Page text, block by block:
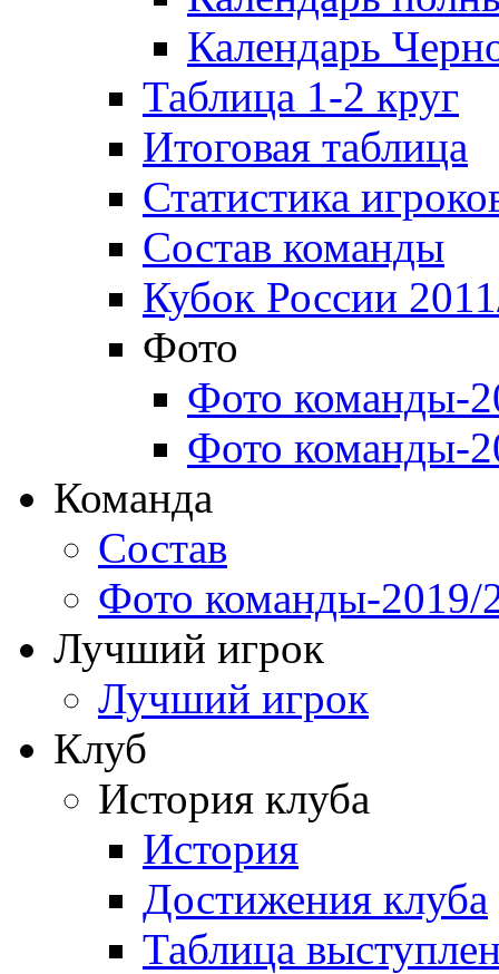
Календарь
Таблица 1-2 круг
Итоговая таблица
Статистика
Состав команды
Кубок России
Фото
Фото команды-
Фото команды-
Команда
Состав
Фото команды-2019/
Лучший игрок
Лучший игрок
Клуб
История клуба
История
Достижения клуба
Таблица